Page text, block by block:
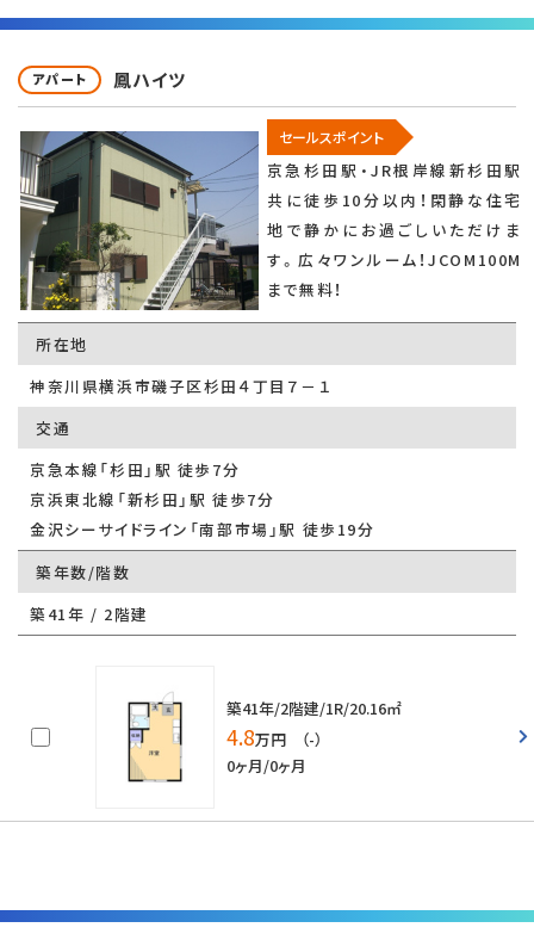
アパート 鳳ハイツ
セールスポイント
京急杉田駅・JR根岸線新杉田駅
共に徒歩10分以内！閑静な住宅
地で静かにお過ごしいただけま
す。広々ワンルーム！JCOM100M
まで無料！
所在地
神奈川県横浜市磯子区杉田４丁目７－１
交通
京急本線「杉田」駅 徒歩7分
京浜東北線「新杉田」駅 徒歩7分
金沢シーサイドライン「南部市場」駅 徒歩19分
築年数/階数
築41年 / 2階建
築41年/2階建/1R/20.16㎡
4.8万円 （-）
0ヶ月/0ヶ月